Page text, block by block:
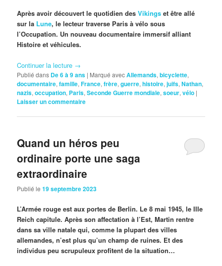
Après avoir découvert le quotidien desVikings et être allé
sur la Lune, le lecteur traverse Paris à vélo sous
l’Occupation. Un nouveau documentaire immersif alliant
Histoire et véhicules.
Continuer la lecture →
Publié dans De 6 à 9 ans | Marqué avecAllemands,bicyclette,
documentaire,famille,France,frère,guerre,histoire,juifs,Nathan,
nazis,occupation, Paris,Seconde Guerre mondiale,soeur,vélo |
Laisser un commentaire
Quand un héros peu
ordinaire porte une saga
extraordinaire
Publié le19 septembre 2023
L’Armée rouge est aux portes de Berlin. Le 8 mai 1945, le IIIe
Reich capitule. Après son affectation à l’Est, Martin rentre
dans sa ville natale qui, comme la plupart des villes
allemandes, n’est plus qu’un champ de ruines. Et des
individus peu scrupuleux profitent de la situation…